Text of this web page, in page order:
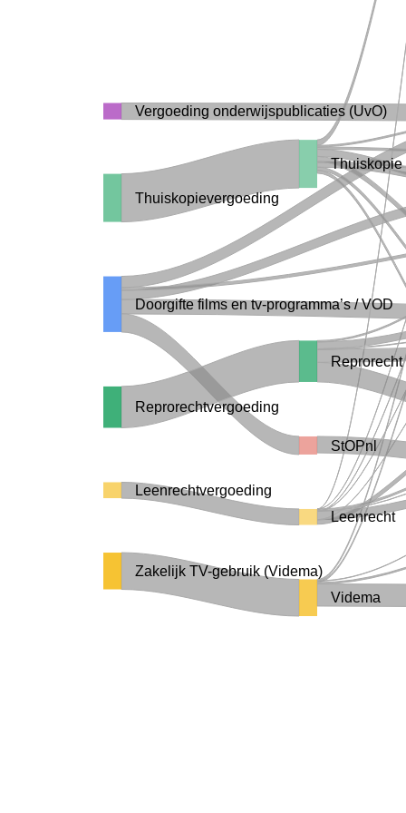
Doorgifte films en tv-programma’s / VOD
StOPnl
Zakelijk TV-gebruik (Videma)
Videma
Leenrechtvergoeding
Leenrecht
Reprorechtvergoeding
Reprorecht
Thuiskopievergoeding
Thuiskopie
Vergoeding onderwijspublicaties (UvO)